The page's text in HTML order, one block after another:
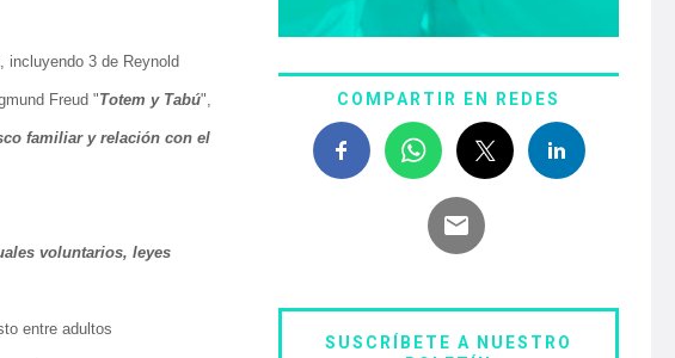
3 de Reynold
Freud "Totem y Tabú",
familiar y relación con el
voluntarios, leyes
entre adultos
COMPARTIR EN REDES
SUSCRÍBETE A NUESTRO